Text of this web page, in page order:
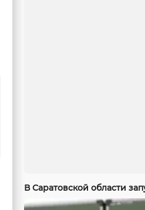
В Саратовской области